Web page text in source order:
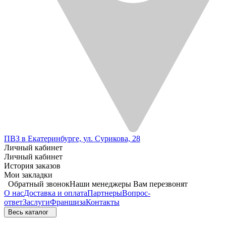
ПВЗ в Екатеринбурге, ул. Сурикова, 28
Личный кабинет
Личный кабинет
История заказов
Мои закладки
Обратный звонокНаши менеджеры Вам перезвонят
О насДоставка и оплатаПартнерыВопрос-
ответЗаслугиФраншизаКонтакты
Весь каталог